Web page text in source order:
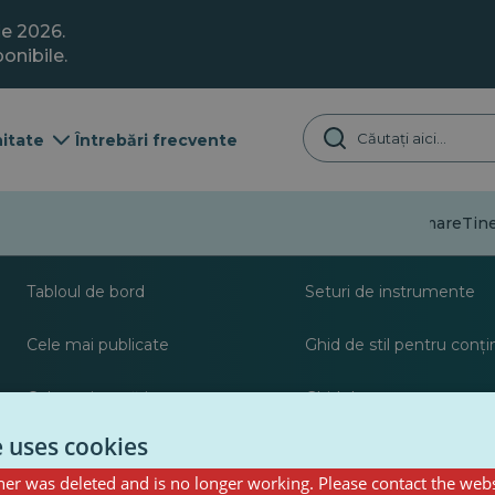
2026.
Întrebări frecvente
Dezinformare
Tabloul de bord
Cele mai publicate
Cele mai urmărite
Seturi de instrumente
Ghid de stil pentru
Ghid de postare pentru
cookies
was deleted and is no longer working. Please contact the